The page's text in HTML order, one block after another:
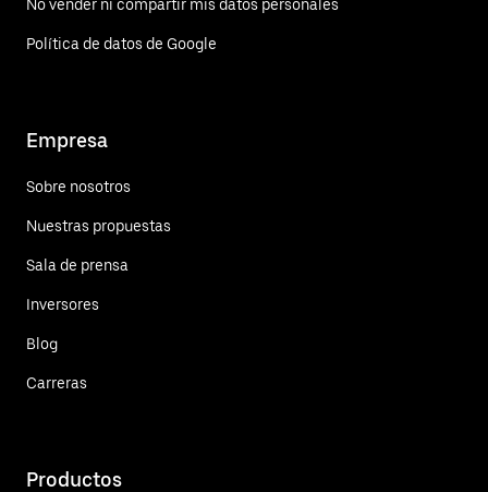
No vender ni compartir mis datos personales
Política de datos de Google
Empresa
Sobre nosotros
Nuestras propuestas
Sala de prensa
Inversores
Blog
Carreras
Productos